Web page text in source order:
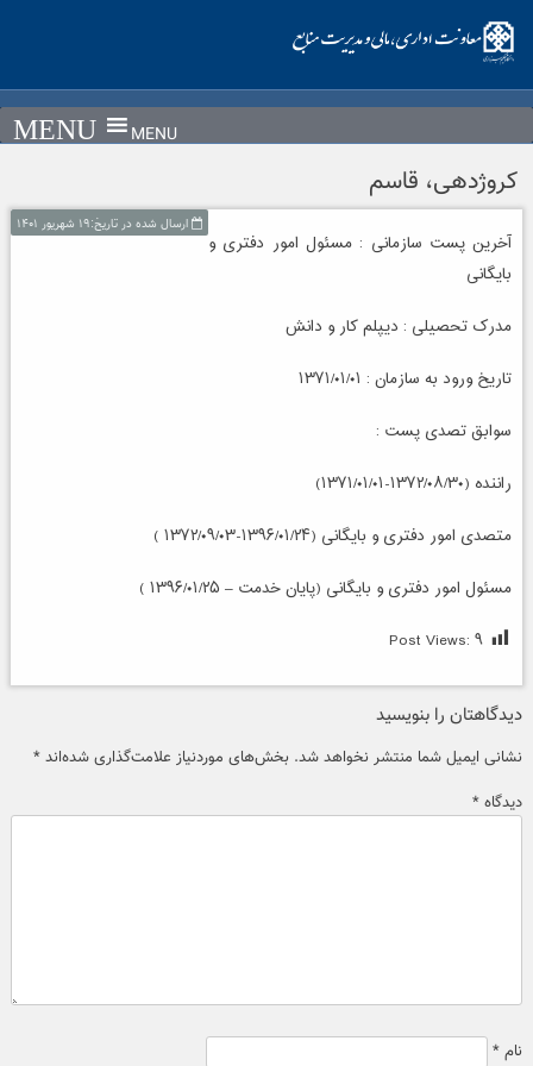
content
MENU
کروژدهی، قاسم
ارسال شده در تاریخ:۱۹ شهریور ۱۴۰۱
آخرین پست سازمانی : مسئول امور دفتری و
بایگانی
مدرک تحصیلی : دیپلم کار و دانش
تاریخ ورود به سازمان : ۱۳۷۱/۰۱/۰۱
سوابق تصدی پست :
راننده (۱۳۷۲/۰۸/۳۰-۱۳۷۱/۰۱/۰۱)
متصدی امور دفتری و بایگانی (۱۳۹۶/۰۱/۲۴-۱۳۷۲/۰۹/۰۳ )
مسئول امور دفتری و بایگانی (پایان خدمت – ۱۳۹۶/۰۱/۲۵ )
Post Views: ۹
دیدگاهتان را بنویسید
نشانی ایمیل شما منتشر نخواهد شد. بخش‌های موردنیاز علامت‌گذاری شده‌اند *
دیدگاه *
نام *